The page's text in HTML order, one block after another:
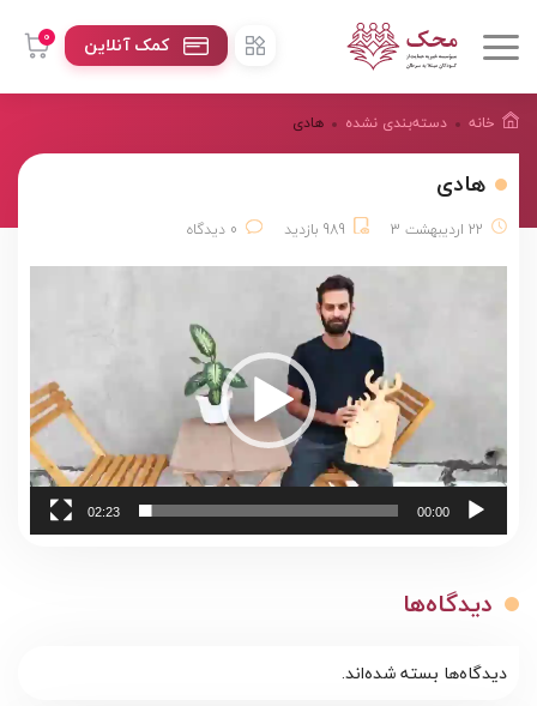
0 کمک آنلاین
خانه دسته‌بندی نشده هادی
هادی
22 اردیبهشت 3 989 بازدید 0 دیدگاه
00:00
02:23
دیدگاه‌ها
دیدگاه‌ها بسته شده‌اند.